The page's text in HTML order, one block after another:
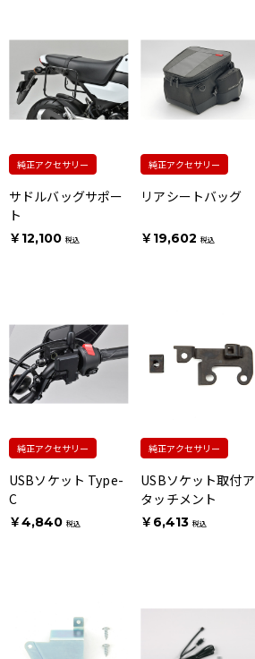
純正アクセサリー
サドルバッグサポー
ト
￥12,100 税込
純正アクセサリー
リアシートバッグ
￥19,602 税込
純正アクセサリー
USBソケット Type-
C
￥4,840 税込
純正アクセサリー
USBソケット取付ア
タッチメント
￥6,413 税込